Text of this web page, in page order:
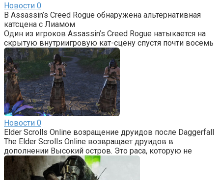
Новости 0
В Assassin’s Creed Rogue обнаружена альтернативная
катсцена с Лиамом
Один из игроков Assassin’s Creed Rogue натыкается на
скрытую внутриигровую кат-сцену спустя почти восемь
Новости 0
Elder Scrolls Online возращение друидов после Daggerfall
The Elder Scrolls Online возвращает друидов в
дополнении Высокий остров. Это раса, которую не